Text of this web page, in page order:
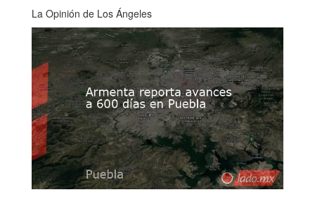
La Opinión de Los Ángeles